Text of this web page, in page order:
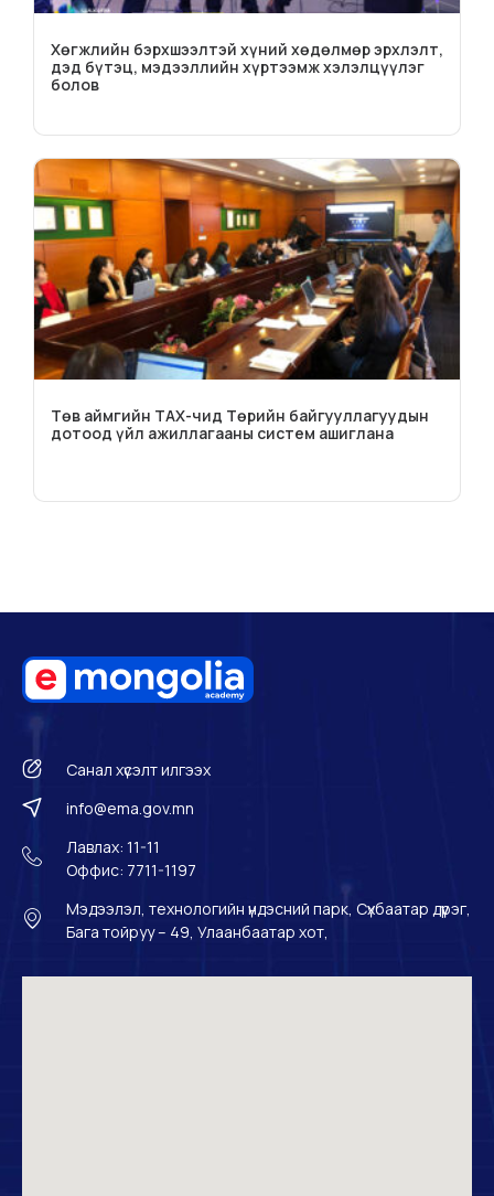
Хөгжлийн бэрхшээлтэй хүний хөдөлмөр эрхлэлт,
дэд бүтэц, мэдээллийн хүртээмж хэлэлцүүлэг
болов
Төв аймгийн ТАХ-чид Төрийн байгууллагуудын
дотоод үйл ажиллагааны систем ашиглана
Санал хүсэлт илгээх
info@ema.gov.mn
Лавлах: 11-11
Оффис: 7711-1197
Мэдээлэл, технологийн үндэсний парк, Сүхбаатар дүүрэг,
Бага тойруу – 49, Улаанбаатар хот,